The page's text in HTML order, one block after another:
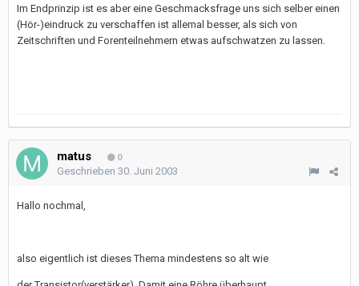
Im Endprinzip ist es aber eine Geschmacksfrage uns sich selber einen
(Hör-)eindruck zu verschaffen ist allemal besser, als sich von
Zeitschriften und Forenteilnehmern etwas aufschwatzen zu lassen.
matus 0
Geschrieben 30. Juni 2003
Hallo nochmal,
also eigentlich ist dieses Thema mindestens so alt wie